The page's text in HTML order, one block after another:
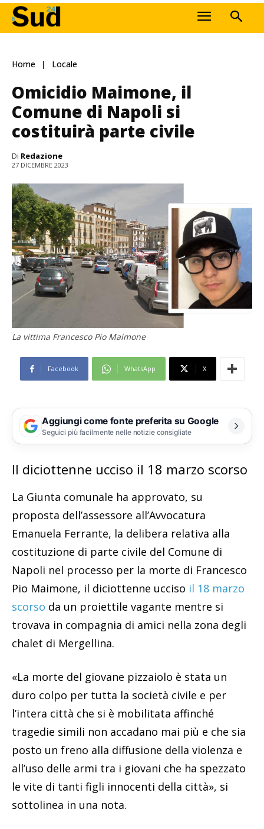
Home Locale
Omicidio Maimone, il
Comune di Napoli si
costituirà parte civile
Di Redazione
27 DICEMBRE 2023
La vittima Francesco Pio Maimone
Facebook WhatsApp X
Aggiungi come fonte preferita su Google
Seguici più facilmente nelle notizie consigliate
Il diciottenne ucciso il 18 marzo scorso
La Giunta comunale ha approvato, su
proposta dell’assessore all’Avvocatura
Emanuela Ferrante, la delibera relativa alla
costituzione di parte civile del Comune di
Napoli nel processo per la morte di Francesco
Pio Maimone, il diciottenne ucciso il 18 marzo
scorso da un proiettile vagante mentre si
trovava in compagnia di amici nella zona degli
chalet di Mergellina.
«La morte del giovane pizzaiolo è stata un
duro colpo per tutta la società civile e per
l’intera città che si è mobilitata affinché
tragedie simili non accadano mai più e che sia
posto un freno alla diffusione della violenza e
all’uso delle armi tra i giovani che ha spezzato
le vite di tanti figli innocenti della città», si
sottolinea in una nota.